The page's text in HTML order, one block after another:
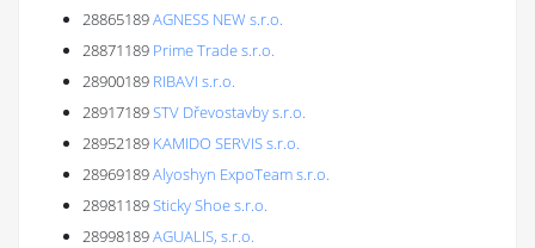
28865189AGNESS NEW s.r.o.
28871189 Prime Trade s.r.o.
28900189 RIBAVI s.r.o.
28917189STV Dřevostavby s.r.o.
28952189 KAMIDO SERVIS s.r.o.
28969189Alyoshyn ExpoTeam s.r.o.
28981189Sticky Shoe s.r.o.
28998189AGUALIS, s.r.o.